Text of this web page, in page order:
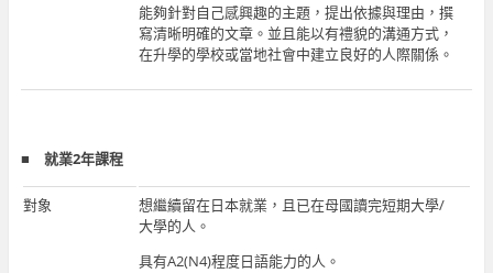
能夠針對自己感興趣的主題，提出依據與理由，撰
寫清晰明確的文章。並且能以有禮貌的溝通方式，
在升學的學校或當地社會中建立良好的人際關係。
■ 就業2年課程
對象
想繼續留在日本就業，且已在母國讀完短期大學/
大學的人。
具有A2(N4)程度日語能力的人。